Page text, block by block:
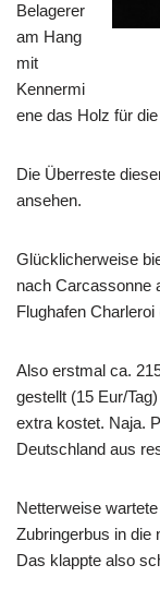
Belagerer
am Hang
mit
Kennermi
ene das Holz für
Die Überreste
ansehen.
Glücklicherweise
nach Carcassonne
Flughafen Charleroi
Also erstmal ca.
gestellt (15 Eur/
extra kostet. Naja.
Deutschland aus
Netterweise
Zubringerbus in die
Das klappte also